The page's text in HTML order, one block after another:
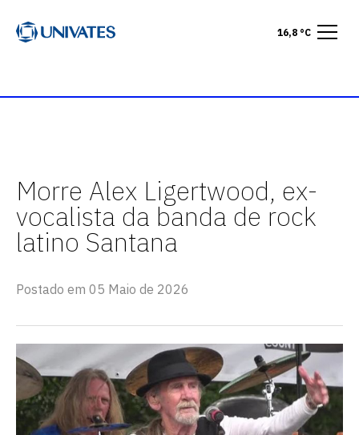
16,8 °C
Morre Alex Ligertwood, ex-
vocalista da banda de rock
latino Santana
Postado em 05 Maio de 2026